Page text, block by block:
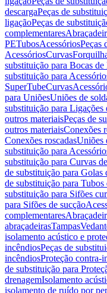
descargaPeças de
ligaçãoPeças de
complementares
PETubosAcessóriosPeças
AcessóriosCurvas
substituição para Bocas de
substituição para
SuperTubeCurvas
para UniõesUniões de
substituição para Ligações
outros materiaisPeças de
outros materiaisConexões
Conexões roscadasUniões
substituição para
substituição para Curvas
de substituição para Golas
de substituição para Tubos
substituição para Sifões
para Sifões de sucção
complementares
abraçadeirasTampas
isolamento acústico e
incêndiosPeças de
incêndiosProteção contra-
de substituição para
drenagemIsolamento
isolamento de ruído por